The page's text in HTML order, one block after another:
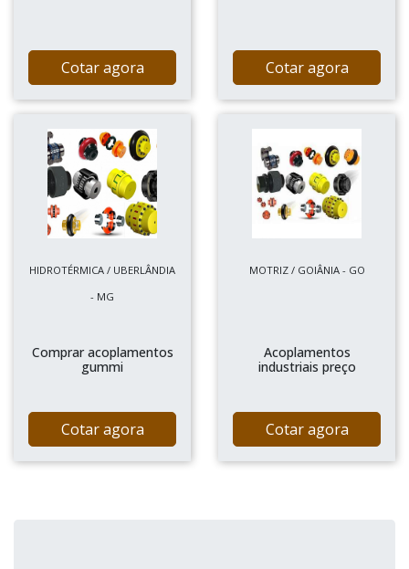
Cotar agora Cotar agora
HIDROTÉRMICA / UBERLÂNDIA
- MG
Comprar acoplamentos
gummi
Cotar agora
MOTRIZ / GOIÂNIA - GO
Acoplamentos
industriais preço
Cotar agora